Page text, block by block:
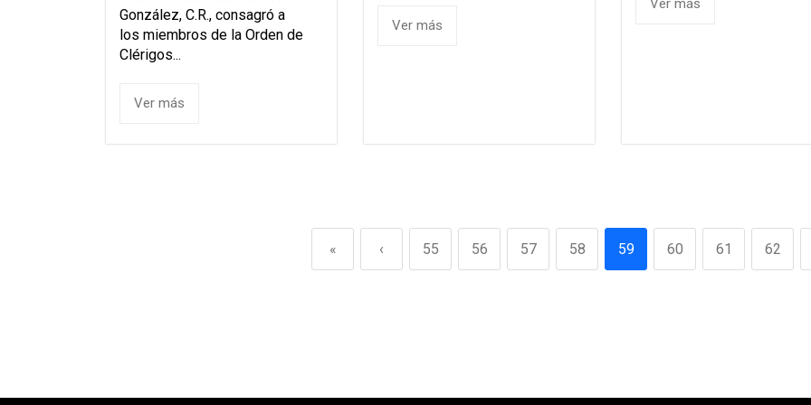
González, C.R., consagró a
los miembros de la Orden de
Clérigos...
Ver más
Ver más
Ver más
« ‹ 55 56 57 58 59 60 61 62